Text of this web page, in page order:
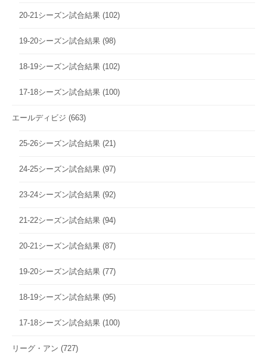
20-21シーズン試合結果 (102)
19-20シーズン試合結果 (98)
18-19シーズン試合結果 (102)
17-18シーズン試合結果 (100)
エールディビジ (663)
25-26シーズン試合結果 (21)
24-25シーズン試合結果 (97)
23-24シーズン試合結果 (92)
21-22シーズン試合結果 (94)
20-21シーズン試合結果 (87)
19-20シーズン試合結果 (77)
18-19シーズン試合結果 (95)
17-18シーズン試合結果 (100)
リーグ・アン (727)